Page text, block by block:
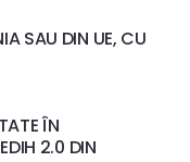
SAU DIN UE, CU
ÎN
2.0 DIN